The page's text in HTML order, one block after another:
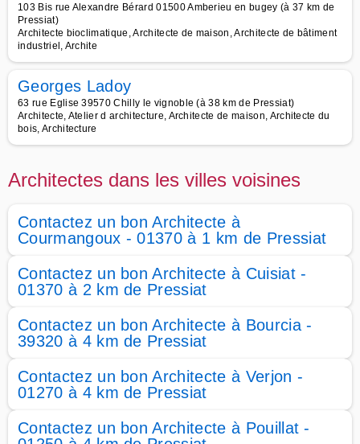
103 Bis rue Alexandre Bérard 01500 Amberieu en bugey (à 37 km de
Pressiat)
Architecte bioclimatique, Architecte de maison, Architecte de bâtiment
industriel, Archite
Georges Ladoy
63 rue Eglise 39570 Chilly le vignoble (à 38 km de Pressiat)
Architecte, Atelier d architecture, Architecte de maison, Architecte du
bois, Architecture
Architectes dans les villes voisines
Contactez un bon Architecte à
Courmangoux - 01370 à 1 km de Pressiat
Contactez un bon Architecte à Cuisiat -
01370 à 2 km de Pressiat
Contactez un bon Architecte à Bourcia -
39320 à 4 km de Pressiat
Contactez un bon Architecte à Verjon -
01270 à 4 km de Pressiat
Contactez un bon Architecte à Pouillat -